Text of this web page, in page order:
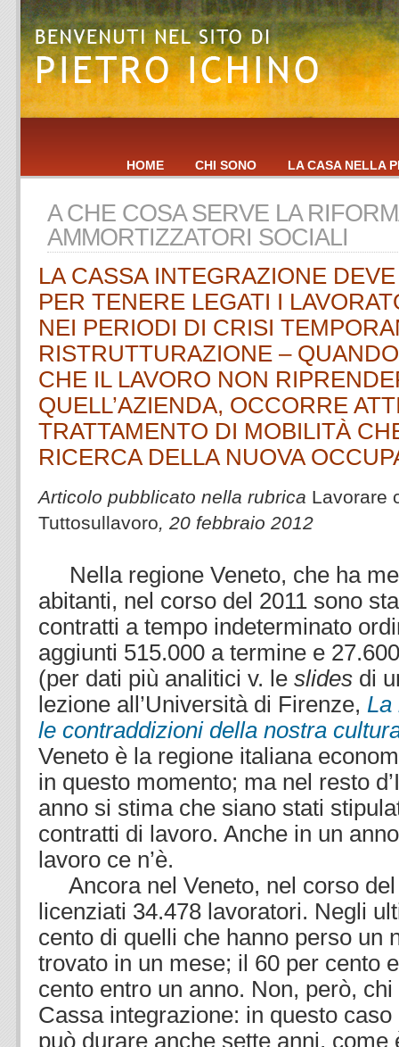
HOME CHI SONO LA CASA NELLA
A CHE COSA SERVE LA
AMMORTIZZATORI SOCIALI
LA CASSA INTEGRAZIONE
PER TENERE LEGATI I
NEI PERIODI DI CRISI
RISTRUTTURAZIONE –
CHE IL LAVORO NON
QUELL’AZIENDA, OCCORRE
TRATTAMENTO DI MOBILITÀ
RICERCA DELLA NUOVA
Articolo pubblicato nella rubrica Lavorare
Tuttosullavoro, 20 febbraio 2012
Nella regione Veneto, che ha
abitanti, nel corso del 2011 sono
contratti a tempo indeterminato
aggiunti 515.000 a termine e
(per dati più analitici v. le slides di
lezione all’Università di Firenze, La
le contraddizioni della nostra
Veneto è la regione italiana
in questo momento; ma nel resto
anno si stima che siano stati
contratti di lavoro. Anche in un
lavoro ce n’è.
Ancora nel Veneto, nel corso del
licenziati 34.478 lavoratori. Negli
cento di quelli che hanno perso un
trovato in un mese; il 60 per cento
cento entro un anno. Non, però,
Cassa integrazione: in questo
può durare anche sette anni, come